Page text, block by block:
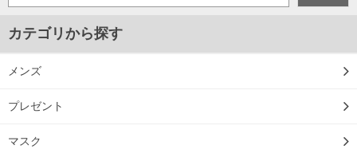
カテゴリから探す
メンズ
プレゼント
マスク